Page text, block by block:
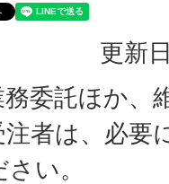
更新
委託ほか、
者は、必要
い。